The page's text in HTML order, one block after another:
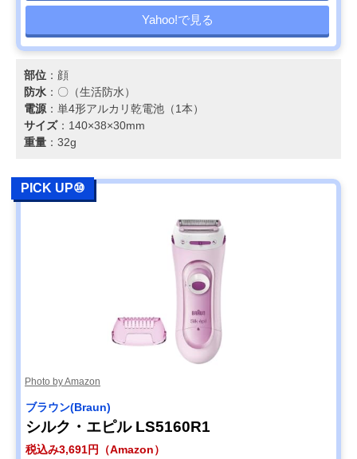
Yahoo!で見る
部位 ：顔
防水 ：〇（生活防水）
電源：単4形アルカリ乾電池（1本）
サイズ：140×38×30mm
重量 ：32g
PICK UP⑩
Photo by Amazon
‎ブラウン(Braun)
シルク・エピル LS5160R1
税込み3,691円（Amazon）